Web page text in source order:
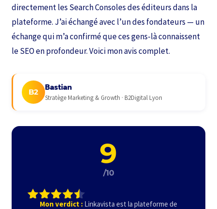
directement les Search Consoles des éditeurs dans la
plateforme. J’ai échangé avec l’un des fondateurs — un
échange qui m’a confirmé que ces gens-là connaissent
le SEO en profondeur. Voici mon avis complet.
B2 Bastian
Stratège Marketing & Growth · B2Digital Lyon
9
/10
Mon verdict : Linkavista est la plateforme de